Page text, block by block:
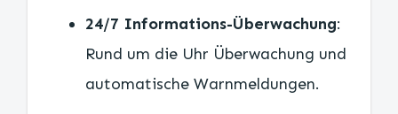
24/7 Informations-Überwachung:
Rund um die Uhr Überwachung und
automatische Warnmeldungen.